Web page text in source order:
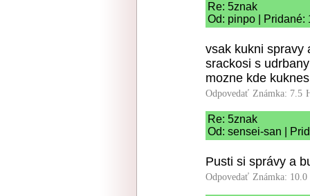
Re: 5znak
Od: pinpo | Pridané:
vsak kukni spravy
srackosi s
mozne kde
Odpovedať Známka: 7.5
Re: 5znak
Od: sensei-san |
Pusti si správy a
Odpovedať Známka: 10.0